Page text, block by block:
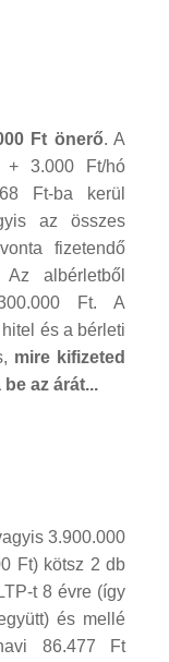
Ft önerő. A
+ 3.000 Ft/hó
Ft-ba kerül
az összes
fizetendő
albérletből
Ft. A
és a bérleti
mire kifizeted
az árát...
3.900.000
Ft) kötsz 2 db
t 8 évre (így
és mellé
86.477 Ft